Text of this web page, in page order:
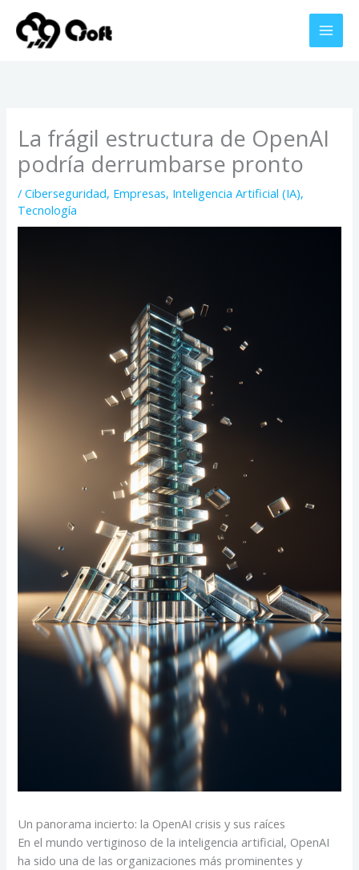
contenido
La frágil estructura de OpenAI
podría derrumbarse pronto
/Ciberseguridad, Empresas, Inteligencia Artificial (IA),
Tecnología
Un panorama incierto: la OpenAI crisis y sus raíces
En el mundo vertiginoso de la inteligencia artificial, OpenAI
ha sido una de las organizaciones más prominentes y